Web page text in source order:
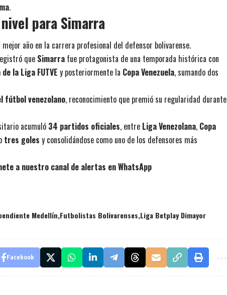
.
para Simarra
mejor año en la carrera profesional del defensor bolivarense.
que Simarra fue protagonista de una temporada histórica con
la Liga FUTVE y posteriormente la Copa Venezuela, sumando dos
fútbol venezolano, reconocimiento que premió su regularidad durante
acumuló 34 partidos oficiales, entre Liga Venezolana, Copa
tres goles y consolidándose como uno de los defensores más
a nuestro canal de alertas en WhatsApp
Medellín Futbolistas Bolivarenses Liga Betplay Dimayor
Facebook